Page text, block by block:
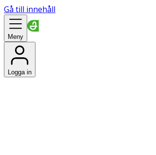
Gå till innehåll
Meny
Logga in